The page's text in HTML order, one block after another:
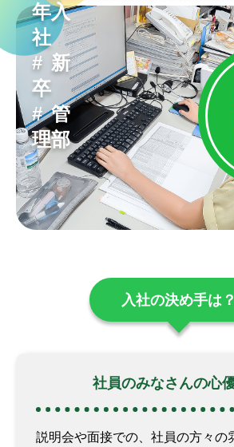
年入
社
#新
卒
#管
理部
入社の決め手は？
社員のみなさんの心
説明会や面接での、社員の方々の